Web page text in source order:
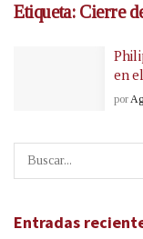
Etiqueta: Cierre
en
por
Entradas